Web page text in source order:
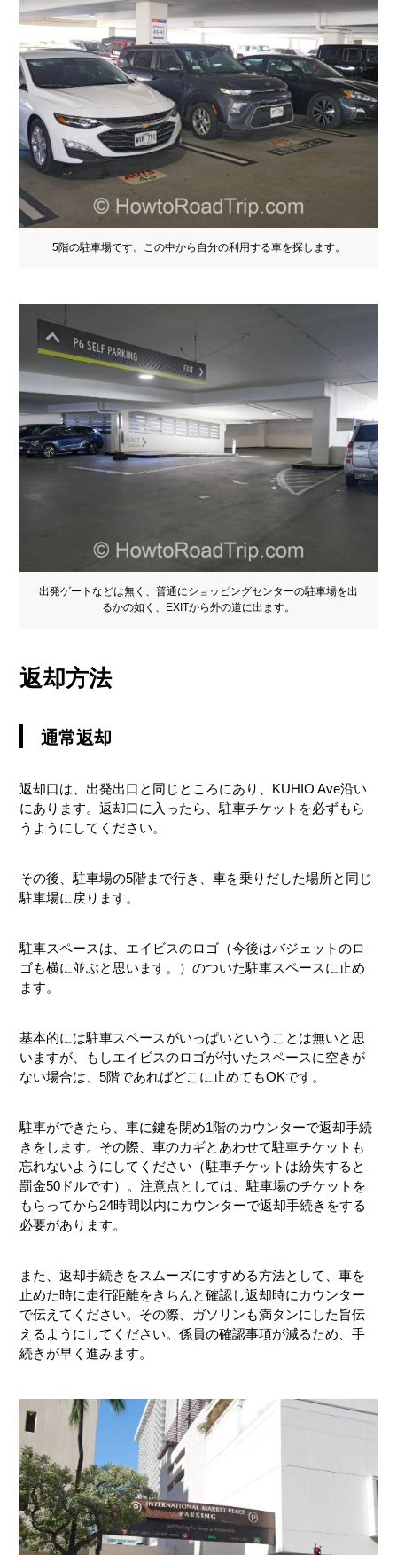
5階の駐車場です。この中から自分の利用する車を探します。
出発ゲートなどは無く、普通にショッピングセンターの駐車場を出
るかの如く、EXITから外の道に出ます。
返却方法
通常返却
返却口は、出発出口と同じところにあり、KUHIO Ave沿い
にあります。返却口に入ったら、駐車チケットを必ずもら
うようにしてください。
その後、駐車場の5階まで行き、車を乗りだした場所と同じ
駐車場に戻ります。
駐車スペースは、エイビスのロゴ（今後はバジェットのロ
ゴも横に並ぶと思います。）のついた駐車スペースに止め
ます。
基本的には駐車スペースがいっぱいということは無いと思
いますが、もしエイビスのロゴが付いたスペースに空きが
ない場合は、5階であればどこに止めてもOKです。
駐車ができたら、車に鍵を閉め1階のカウンターで返却手続
きをします。その際、車のカギとあわせて駐車チケットも
忘れないようにしてください（駐車チケットは紛失すると
罰金50ドルです）。注意点としては、駐車場のチケットを
もらってから24時間以内にカウンターで返却手続きをする
必要があります。
また、返却手続きをスムーズにすすめる方法として、車を
止めた時に走行距離をきちんと確認し返却時にカウンター
で伝えてください。その際、ガソリンも満タンにした旨伝
えるようにしてください。係員の確認事項が減るため、手
続きが早く進みます。